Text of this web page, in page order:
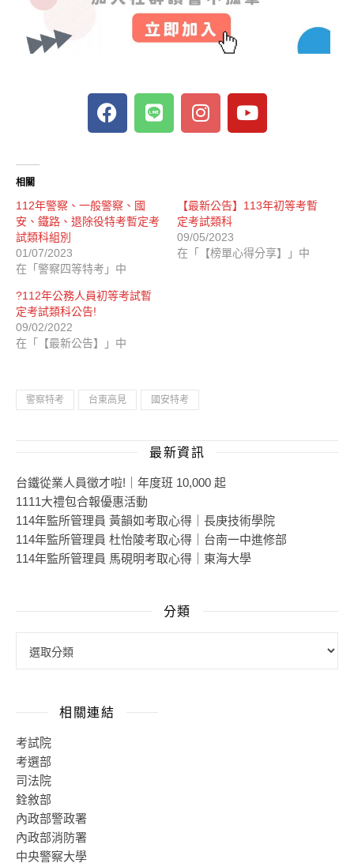
相關
112年警察、一般警察、國
安、鐵路、退除役特考暫定考
試類科組別
01/07/2023
在「警察四等特考」中
【最新公告】113年初等考暫
定考試類科
09/05/2023
在「【榜單心得分享】」中
?112年公務人員初等考試暫
定考試類科公告!
09/02/2022
在「【最新公告】」中
警察特考 台東高見 國安特考
最新資訊
台鐵從業人員徵才啦!｜年度班 10,000 起
1111大禮包合報優惠活動
114年監所管理員 黃韻如考取心得｜長庚技術學院
114年監所管理員 杜怡陵考取心得｜台南一中進修部
114年監所管理員 馬硯明考取心得｜東海大學
分類
相關連結
考試院
考選部
司法院
銓敘部
內政部警政署
內政部消防署
中央警察大學